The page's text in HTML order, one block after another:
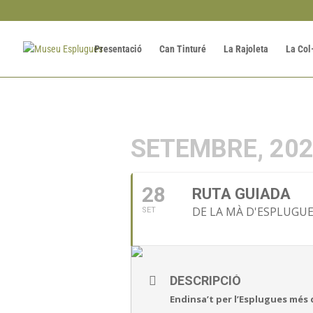
Presentació Can Tinturé La Rajoleta La
SETEMBRE,
28
SET
RUTA GUIADA
DE LA MÀ
DESCRIPCIÓ
Endinsa’t per l’Esplugues